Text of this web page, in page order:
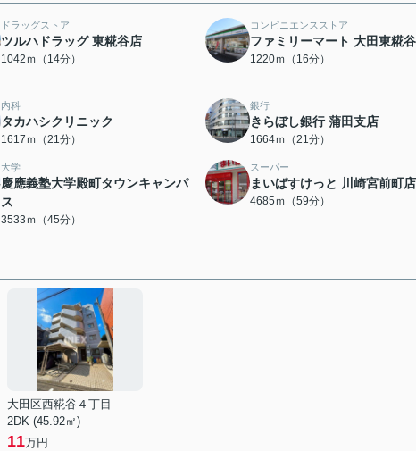
ドラッグストア
ツルハドラッグ 東糀谷店
1042ｍ（14分）
コンビニエンスストア
ファミリーマート 大田東糀
1220ｍ（16分）
内科
タカハシクリニック
1617ｍ（21分）
銀行
きらぼし銀行 蒲田支店
1664ｍ（21分）
大学
慶應義塾大学殿町タウンキャンパ
ス
3533ｍ（45分）
スーパー
まいばすけっと 川崎宮前町店
4685ｍ（59分）
大田区西糀谷４丁目
2DK (45.92㎡)
11万円